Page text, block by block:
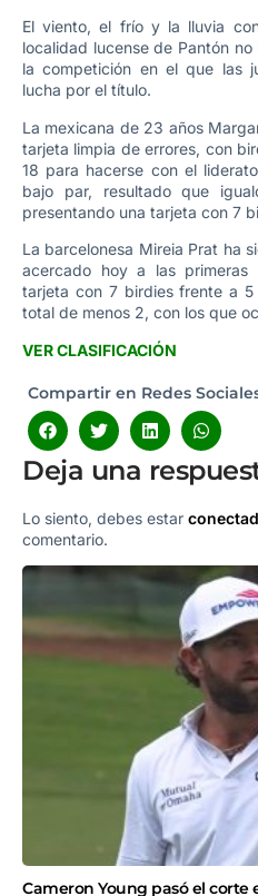
El viento, el frío y la lluvia
localidad lucense de Pantón
la competición en el que las
lucha por el título.
La mexicana de 23 años
tarjeta limpia de errores, con
18 para hacerse con el
bajo par, resultado que
presentando una tarjeta con 7
La barcelonesa Mireia Prat ha
acercado hoy a las primeras
tarjeta con 7 birdies frente a
total de menos 2, con los que
VER CLASIFICACIÓN
Compartir en Redes
Deja una
Lo siento, debes estar
comentario.
Cameron Young pasó el